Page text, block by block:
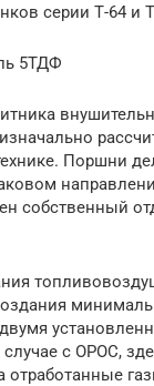
серии Т-64 и
5ТДФ
Поршни
собственный
с ОРОС,
отработанные